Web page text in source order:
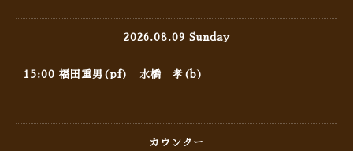
2026.08.09 Sunday
15:00 福田重男(pf) 水橋 孝(b)
カウンター